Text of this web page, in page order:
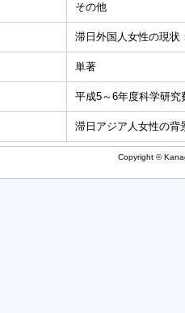
その他
滞日外国人女性の現状
単著
平成5～6年度科学研
滞日アジア人女性の背
Copyright ©